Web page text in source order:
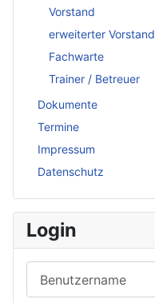
Vorstand
erweiterter Vorstand
Fachwarte
Trainer / Betreuer
Dokumente
Termine
Impressum
Datenschutz
Login